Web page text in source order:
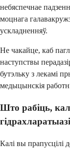
небяспечнае
моцнага
ускладненняў.
Не чакайце, каб
наступствы
бутэльку з лекамі
медыцынскія
Што рабіць,
Калі вы прапусцілі